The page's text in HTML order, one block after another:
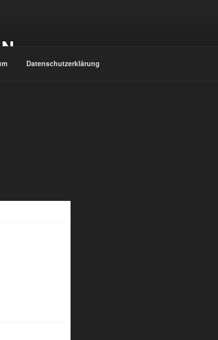
Datenschutzerklärung